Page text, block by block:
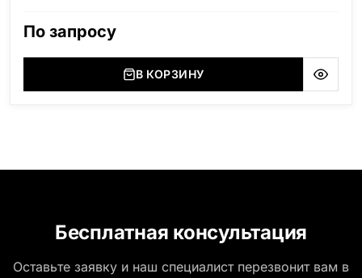
(Украина, Житомерская область), Лабродарит
(Украина, Житомерская область), Сюксюансаари
(Россия, Карелия), Амфиболит (Россия, Мурманская
По запросу
В КОРЗИНУ
Бесплатная консультация
Оставьте заявку и наш специалист перезвонит вам в